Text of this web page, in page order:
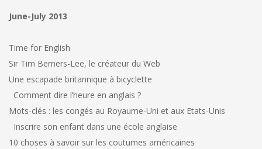
June-July 2013
Time for English
Sir Tim Berners-Lee, le créateur du Web
Une escapade britannique à bicyclette
Comment dire l’heure en anglais ?
Mots-clés : les congés au Royaume-Uni et aux Etats-Unis
Inscrire son enfant dans une école anglaise
10 choses à savoir sur les coutumes américaines